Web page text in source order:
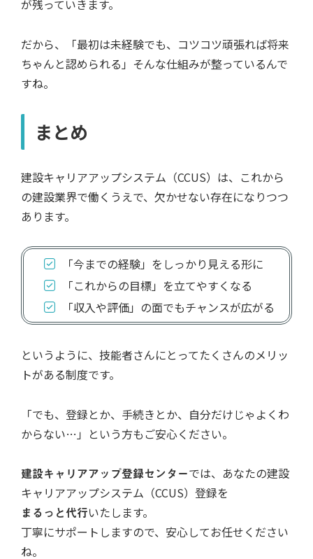
が残っていきます。
だから、「最初は未経験でも、コツコツ頑張れば将来
ちゃんと認められる」そんな仕組みが整っているんで
すね。
まとめ
建設キャリアアップシステム（CCUS）は、これから
の建設業界で働くうえで、欠かせない存在になりつつ
あります。
「今までの経験」をしっかり見える形に
「これからの目標」を立てやすくなる
「収入や評価」の面でもチャンスが広がる
というように、技能者さんにとってたくさんのメリッ
トがある制度です。
「でも、登録とか、手続きとか、自分だけじゃよくわ
からない…」という方もご安心ください。
建設キャリアアップ登録センターでは、あなたの建設
キャリアアップシステム（CCUS）登録を
まるっと代行いたします。
丁寧にサポートしますので、安心してお任せください
ね。